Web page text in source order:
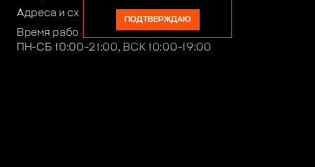
Адреса и схемы проезда
Время работы автотехцентра:
ПН-СБ 10:00-21:00, ВСК 10:00-19:00
ПОДТВЕРЖДАЮ